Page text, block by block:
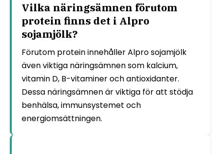
Vilka näringsämnen förutom
protein finns det i Alpro
sojamjölk?
Förutom protein innehåller Alpro sojamjölk
även viktiga näringsämnen som kalcium,
vitamin D, B-vitaminer och antioxidanter.
Dessa näringsämnen är viktiga för att stödja
benhälsa, immunsystemet och
energiomsättningen.